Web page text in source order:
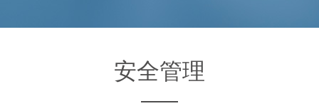
安全管理